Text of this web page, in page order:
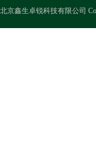
北京鑫生卓锐科技有限公司